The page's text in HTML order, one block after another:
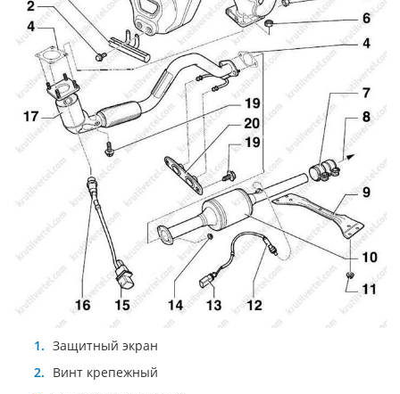
Защитный экран
Винт крепежный